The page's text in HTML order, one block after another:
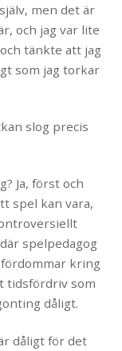
men det är
och jag var lite
tänkte att jag
som jag torkar
slog precis
Ja, först och
spel kan vara,
spelpedagog
kring
tidsfördriv som
dåligt.
dåligt för det